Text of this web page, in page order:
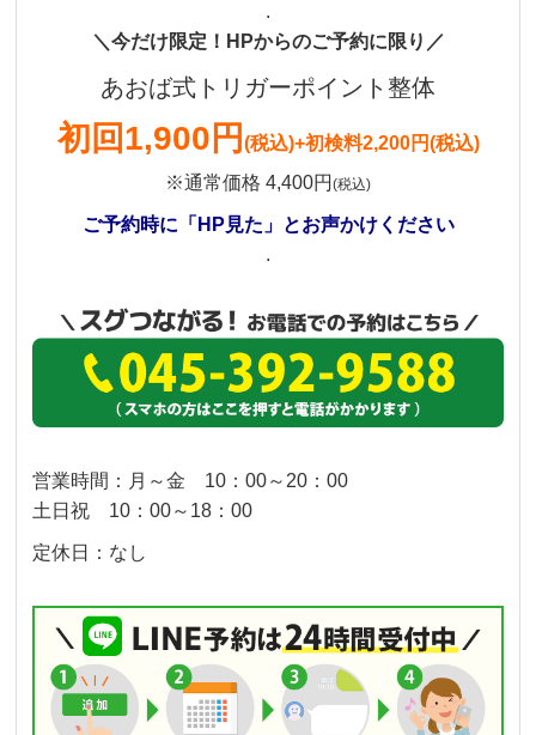
.
＼今だけ限定！HPからのご予約に限り／
あおば式トリガーポイント整体
初回1,900円 (税込)+初検料2,200円(税込)
※通常価格 4,400円 (税込)
ご予約時に「HP見た」とお声かけください
.
営業時間：月～金 10：00～20：00
土日祝 10：00～18：00
定休日：なし